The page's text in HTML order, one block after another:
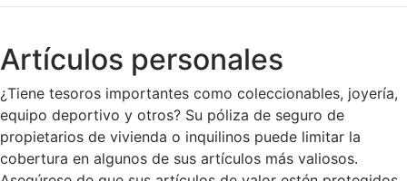
Artículos personales
¿Tiene tesoros importantes como coleccionables, joyería,
equipo deportivo y otros? Su póliza de seguro de
propietarios de vivienda o inquilinos puede limitar la
cobertura en algunos de sus artículos más valiosos.